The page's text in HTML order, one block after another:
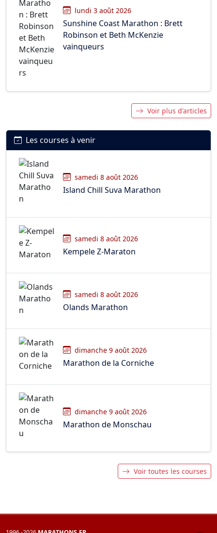
lundi 3 août 2026
Sunshine Coast Marathon : Brett
Robinson et Beth McKenzie
vainqueurs
Voir plus d'articles
Les courses à venir
samedi 8 août 2026
Island Chill Suva Marathon
samedi 8 août 2026
Kempele Z-Maraton
samedi 8 août 2026
Olands Marathon
dimanche 9 août 2026
Marathon de la Corniche
dimanche 9 août 2026
Marathon de Monschau
Voir toutes les courses